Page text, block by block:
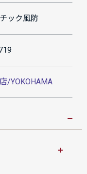
ック風防
/YOKOHAMA